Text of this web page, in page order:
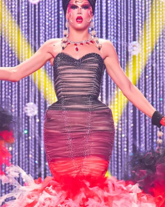
Whatsapp X
Drag Race España
de la temporada y dejando